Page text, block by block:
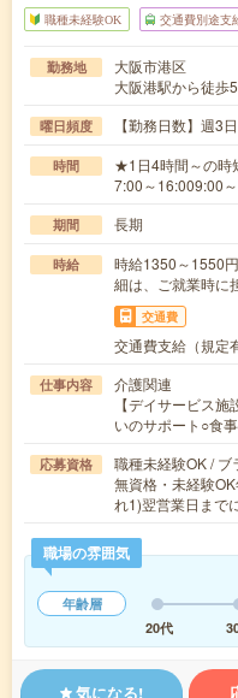
職種未経験OK 交通費別途支
勤務地
大阪市港区
大阪港駅から徒歩
曜日頻度 【勤務日数】週3
時間
★1日4時間～の時
7:00～16:009:00
期間 長期
時給
時給1350～1550
細は、ご就業時に
交通費
交通費支給（規定
仕事内容
介護関連
【デイサービス
いのサポート○食
応募資格
職種未経験OK / ブ
無資格・未経験
れ1)翌営業日まで
職場の雰囲気
年齢層
20代
気になる!